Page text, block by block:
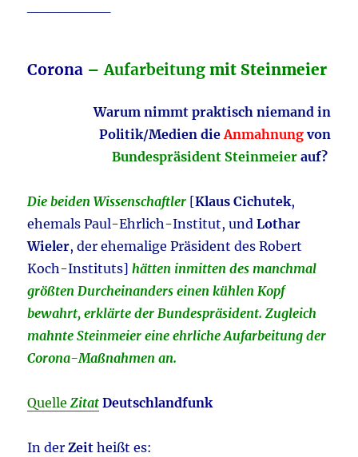
Corona –Aufarbeitung mit Steinmeier
Warum nimmt praktisch niemand in
Politik/Medien dieAnmahnungvon
Bundespräsident Steinmeierauf?
Die beiden Wissenschaftler [Klaus Cichutek,
ehemals Paul-Ehrlich-Institut, undLothar
Wieler, der ehemalige Präsident des Robert
Koch-Instituts]hätten inmitten des manchmal
größten Durcheinanders einen kühlen Kopf
bewahrt, erklärte der Bundespräsident. Zugleich
mahnte Steinmeier eine ehrliche Aufarbeitung der
Corona-Maßnahmen an.
QuelleZitat Deutschlandfunk
In derZeit heißt es: